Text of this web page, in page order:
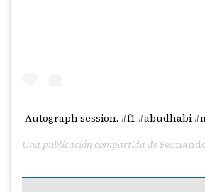
Autograph session. #f1 #abudhabi
Una publicación compartida de